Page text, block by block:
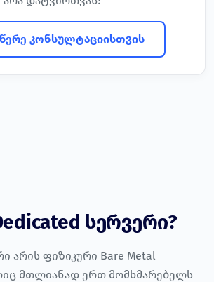
კონსულტაციისთვის
სერვერი?
არის ფიზიკური Bare Metal
მთლიანად ერთ მომხმარებელს